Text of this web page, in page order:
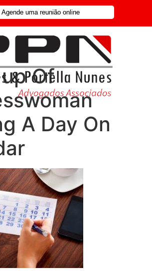
Agende uma reunião online
Of
A Day On